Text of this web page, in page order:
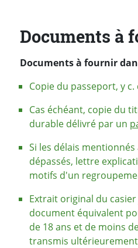
Documents à
Documents à fournir
Copie du passeport, y c.
Cas échéant, copie du
durable délivré par un
Si les délais
dépassés, lettre
motifs d'un
Extrait original du
document équivalent
de 18 ans et de moins
transmis